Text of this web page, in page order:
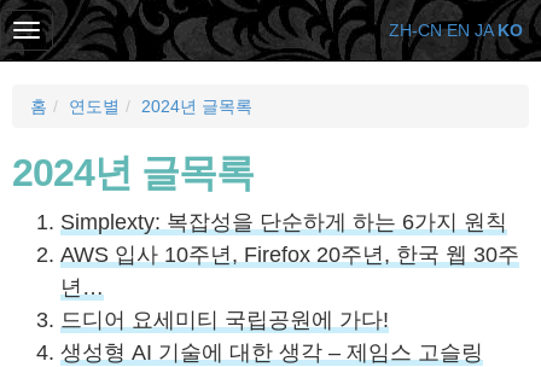
홈 연도별 2024년 글목록
2024년 글목록
Simplexty: 복잡성을 단순하게 하는 6가지 원칙
AWS 입사 10주년, Firefox 20주년, 한국 웹 30주
년…
드디어 요세미티 국립공원에 가다!
생성형 AI 기술에 대한 생각 – 제임스 고슬링
ZH-CN EN JA KO